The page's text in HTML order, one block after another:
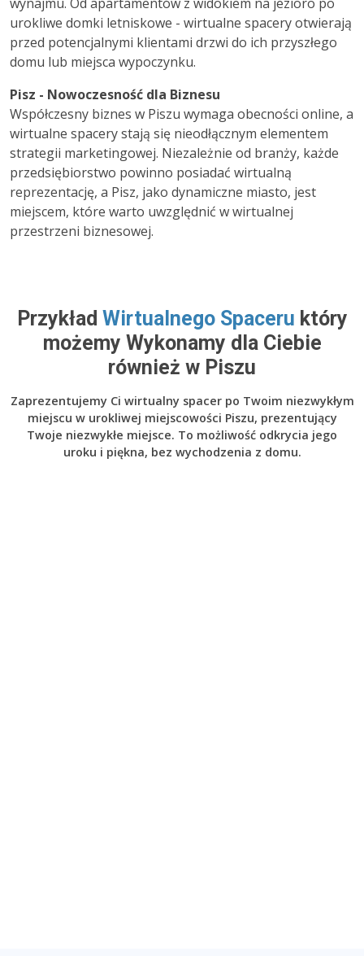
urokliwe domki letniskowe - wirtualne spacery otwierają
przed potencjalnymi klientami drzwi do ich przyszłego
domu lub miejsca wypoczynku.
Pisz - Nowoczesność dla Biznesu
Współczesny biznes w Piszu wymaga obecności online, a
wirtualne spacery stają się nieodłącznym elementem
strategii marketingowej. Niezależnie od branży, każde
przedsiębiorstwo powinno posiadać wirtualną
reprezentację, a Pisz, jako dynamiczne miasto, jest
miejscem, które warto uwzględnić w wirtualnej
przestrzeni biznesowej.
Przykład Wirtualnego Spaceru który
możemy Wykonamy dla Ciebie
również w Piszu
Zaprezentujemy Ci wirtualny spacer po Twoim niezwykłym
miejscu w urokliwej miejscowości Piszu, prezentujący
Twoje niezwykłe miejsce. To możliwość odkrycia jego
uroku i piękna, bez wychodzenia z domu.